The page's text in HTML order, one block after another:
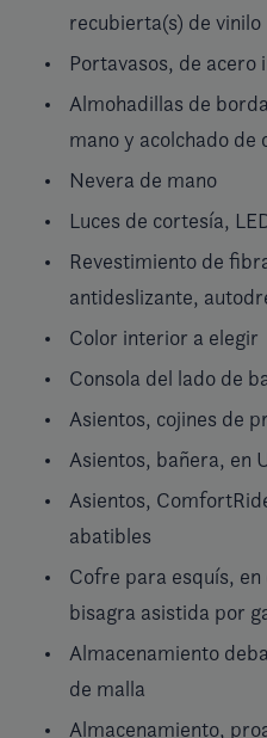
recubierta(s) de vinilo
Portavasos, de acero
Almohadillas de
mano y acolchado de
Nevera de mano
Luces de cortesía,
Revestimiento de
antideslizante,
Color interior a elegir
Consola del lado de
Asientos, cojines de
Asientos, bañera, en
Asientos,
abatibles
Cofre para esquís, en
bisagra asistida por
Almacenamiento
de malla
Almacenamiento,